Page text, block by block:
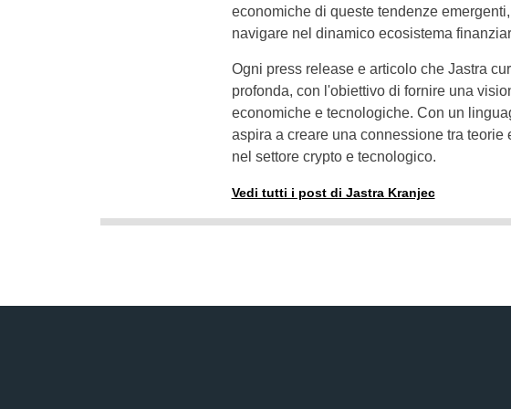
economiche di queste tendenze
navigare nel dinamico ecosistema
Ogni press release e articolo che Jastra
profonda, con l'obiettivo di fornire una
economiche e tecnologiche. Con un
aspira a creare una connessione tra
nel settore crypto e tecnologico.
Vedi tutti i post di Jastra Kranjec